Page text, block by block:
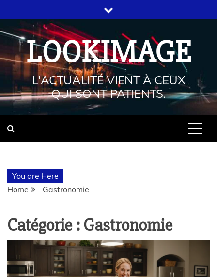
LOOKIMAGE
L'ACTUALITÉ VIENT À CEUX
QUI SONT PATIENTS.
You are Here
Home
Gastronomie
Catégorie :Gastronomie